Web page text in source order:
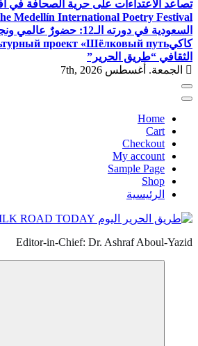
تصاعد الاعتداءات على حرية الصحافة في
Medellín International Poetry Festival
السعودية في دورته الـ12: حضورٌ عالمي ونجاحٌ يحتذى به
كاكيпроект «Шёлковый путь»
الثقافي “طريق الحرير”
الجمعة. أغسطس 7th, 2026
Home
Cart
Checkout
My account
Sample Page
Shop
الرئيسية
Editor-in-Chief: Dr. Ashraf Aboul-Yazid